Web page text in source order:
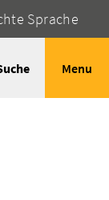
Sprache
Menu